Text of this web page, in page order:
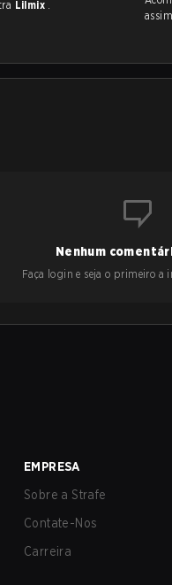
Lilmix .
Nenhum
Faça login e seja o primeiro a
EMPRESA
Sobre a Strafe
Contate-Nos
Carreira